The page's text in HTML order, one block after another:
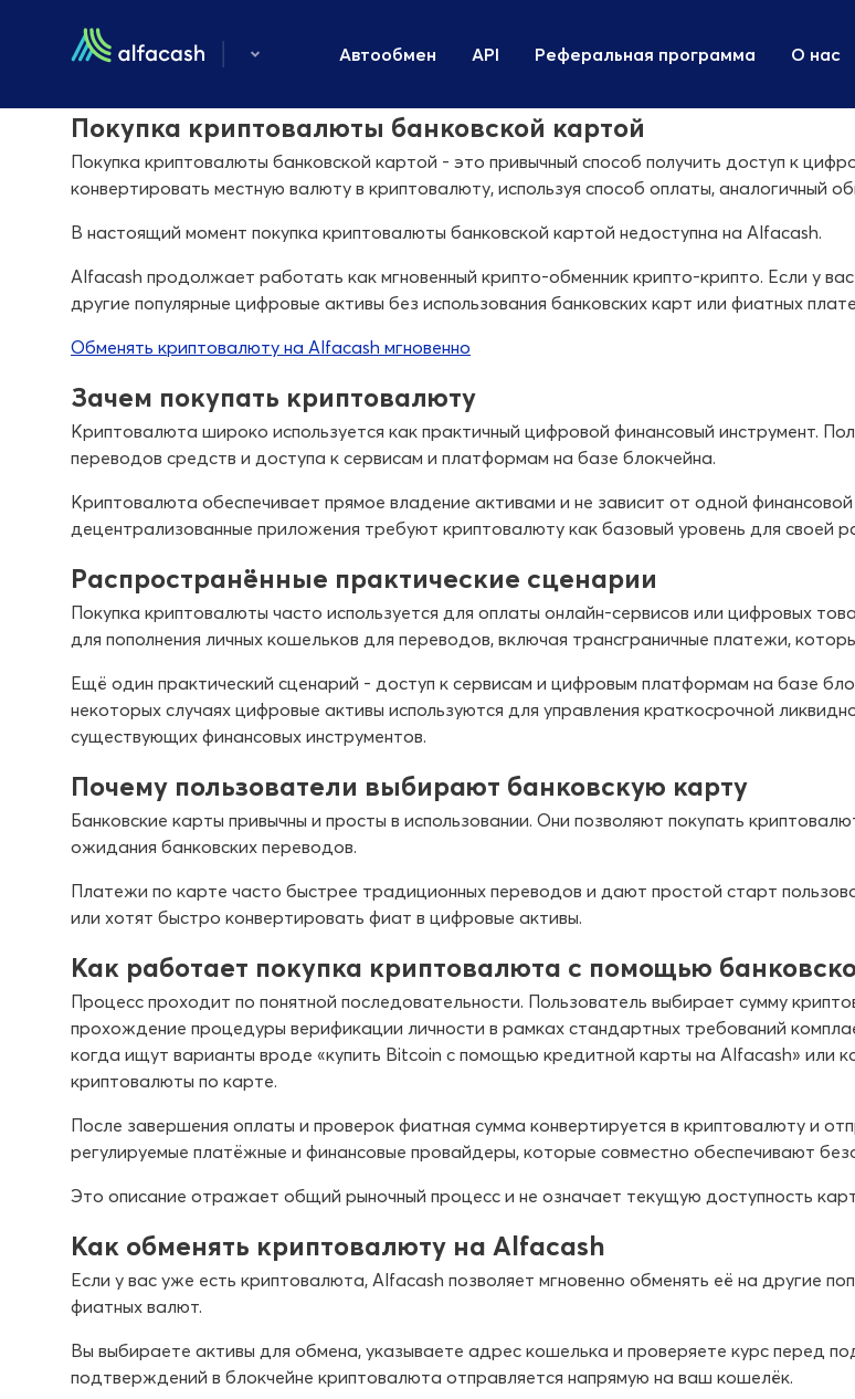
Автообмен API Реферальная программа О нас
Покупка криптовалюты банковской картой
Покупка криптовалюты банковской картой - это привычный способ получить доступ к
конвертировать местную валюту в криптовалюту, используя способ оплаты, аналогичный
В настоящий момент покупка криптовалюты банковской картой недоступна на Alfacash.
Alfacash продолжает работать как мгновенный крипто-обменник крипто-крипто. Если у
другие популярные цифровые активы без использования банковских карт или фиатных
Обменять криптовалюту на Alfacash мгновенно
Зачем покупать криптовалюту
Криптовалюта широко используется как практичный цифровой финансовый инструмент.
переводов средств и доступа к сервисам и платформам на базе блокчейна.
Криптовалюта обеспечивает прямое владение активами и не зависит от одной
децентрализованные приложения требуют криптовалюту как базовый уровень для своей
Распространённые практические сценарии
Покупка криптовалюты часто используется для оплаты онлайн-сервисов или цифровых
для пополнения личных кошельков для переводов, включая трансграничные платежи,
Ещё один практический сценарий - доступ к сервисам и цифровым платформам на базе
некоторых случаях цифровые активы используются для управления краткосрочной
существующих финансовых инструментов.
Почему пользователи выбирают банковскую карту
Банковские карты привычны и просты в использовании. Они позволяют покупать
ожидания банковских переводов.
Платежи по карте часто быстрее традиционных переводов и дают простой старт
или хотят быстро конвертировать фиат в цифровые активы.
Как работает покупка криптовалюта с помощью
Процесс проходит по понятной последовательности. Пользователь выбирает сумму
прохождение процедуры верификации личности в рамках стандартных требований
когда ищут варианты вроде «купить Bitcoin с помощью кредитной карты на Alfacash» или
криптовалюты по карте.
После завершения оплаты и проверок фиатная сумма конвертируется в криптовалюту и
регулируемые платёжные и финансовые провайдеры, которые совместно обеспечивают
Это описание отражает общий рыночный процесс и не означает текущую доступность
Как обменять криптовалюту на Alfacash
Если у вас уже есть криптовалюта, Alfacash позволяет мгновенно обменять её на другие
фиатных валют.
Вы выбираете активы для обмена, указываете адрес кошелька и проверяете курс перед
подтверждений в блокчейне криптовалюта отправляется напрямую на ваш кошелёк.